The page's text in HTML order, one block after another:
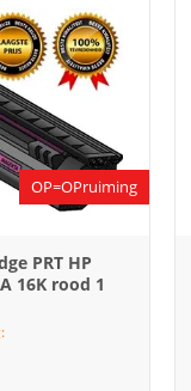
OP=OPruiming
PRT HP
16K rood 1